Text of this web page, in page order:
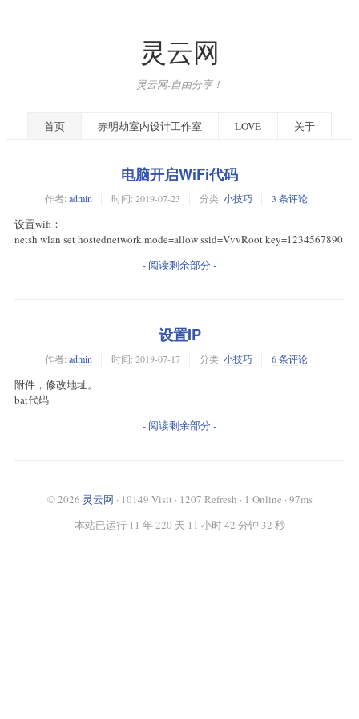
灵云网
灵云网-自由分享！
首页 赤明劫室内设计工作室 LOVE 关于
电脑开启WiFi代码
作者: admin 时间: 2019-07-23 分类: 小技巧 3 条评论
设置wifi：
netsh wlan set hostednetwork mode=allow ssid=VvvRoot key=1234567890
- 阅读剩余部分 -
设置IP
作者: admin 时间: 2019-07-17 分类: 小技巧 6 条评论
附件，修改地址。
bat代码
- 阅读剩余部分 -
© 2026 灵云网 · 10149 Visit · 1207 Refresh · 1 Online · 97ms
本站已运行 11 年 220 天 11 小时 42 分钟 32 秒